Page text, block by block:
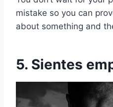
mistake so you can
about something and
5. Sientes